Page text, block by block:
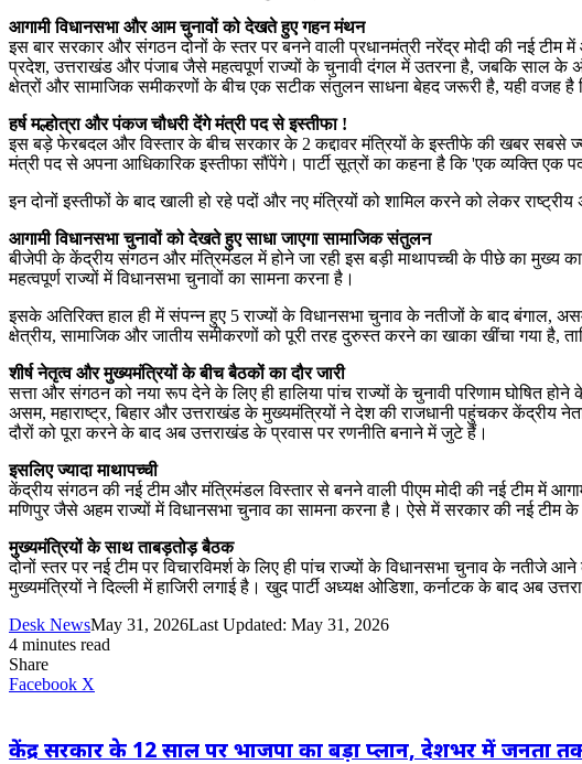
आगामी विधानसभा और आम चुनावों को देखते हुए गहन मंथन
इस बार सरकार और संगठन दोनों के स्तर पर बनने वाली प्रधानमंत्री नरेंद्र मोदी की नई टीम
प्रदेश, उत्तराखंड और पंजाब जैसे महत्वपूर्ण राज्यों के चुनावी दंगल में उतरना है, जबकि साल के
क्षेत्रों और सामाजिक समीकरणों के बीच एक सटीक संतुलन साधना बेहद जरूरी है, यही वजह है
​हर्ष मल्होत्रा और पंकज चौधरी देंगे मंत्री पद से इस्तीफा !
इस बड़े फेरबदल और विस्तार के बीच सरकार के 2 कद्दावर मंत्रियों के इस्तीफे की खबर सबसे
मंत्री पद से अपना आधिकारिक इस्तीफा सौंपेंगे। पार्टी सूत्रों का कहना है कि 'एक व्यक्ति
इन दोनों इस्तीफों के बाद खाली हो रहे पदों और नए मंत्रियों को शामिल करने को लेकर
​आगामी विधानसभा चुनावों को देखते हुए साधा जाएगा सामाजिक संतुलन
बीजेपी के केंद्रीय संगठन और मंत्रिमंडल में होने जा रही इस बड़ी माथापच्ची के पीछे का मुख्य
महत्वपूर्ण राज्यों में विधानसभा चुनावों का सामना करना है।
इसके अतिरिक्त हाल ही में संपन्न हुए 5 राज्यों के विधानसभा चुनाव के नतीजों के बाद बंगाल,
क्षेत्रीय, सामाजिक और जातीय समीकरणों को पूरी तरह दुरुस्त करने का खाका खींचा गया है,
शीर्ष नेतृत्व और मुख्यमंत्रियों के बीच बैठकों का दौर जारी
सत्ता और संगठन को नया रूप देने के लिए ही हालिया पांच राज्यों के चुनावी परिणाम घोषित
असम, महाराष्ट्र, बिहार और उत्तराखंड के मुख्यमंत्रियों ने देश की राजधानी पहुंचकर केंद्रीय
दौरों को पूरा करने के बाद अब उत्तराखंड के प्रवास पर रणनीति बनाने में जुटे हैं।
इसलिए ज्यादा माथापच्ची
केंद्रीय संगठन की नई टीम और मंत्रिमंडल विस्तार से बनने वाली पीएम मोदी की नई टीम में
मणिपुर जैसे अहम राज्यों में विधानसभा चुनाव का सामना करना है। ऐसे में सरकार की नई टीम के
मुख्यमंत्रियों के साथ ताबड़तोड़ बैठक
दोनों स्तर पर नई टीम पर विचारविमर्श के लिए ही पांच राज्यों के विधानसभा चुनाव के
मुख्यमंत्रियों ने दिल्ली में हाजिरी लगाई है। खुद पार्टी अध्यक्ष ओडिशा, कर्नाटक के बाद अब
Desk NewsMay 31, 2026Last Updated: May 31, 2026
4 minutes read
Share
Facebook X
केंद्र सरकार के 12 साल पर भाजपा का बड़ा प्लान, देशभर में जनता